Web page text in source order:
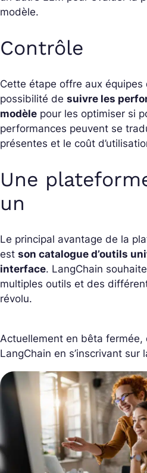
modèle.
Contrôle
Cette étape offre aux
possibilité de suivre les
modèle pour les optimiser si
performances peuvent se
présentes et le coût
Une
un
Le principal avantage de la
est son catalogue d’outils
interface. LangChain
multiples outils et des
révolu.
Actuellement en bêta fermée,
LangChain en s’inscrivant sur